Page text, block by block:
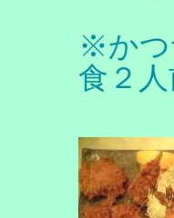
※かつ
食２人